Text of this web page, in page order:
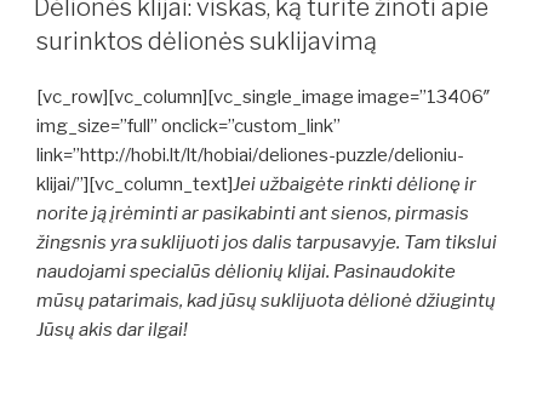
Dėlionės klijai: viskas, ką turite žinoti apie
surinktos dėlionės suklijavimą
[vc_row][vc_column][vc_single_image image=”13406″
img_size=”full” onclick=”custom_link”
link=”http://hobi.lt/lt/hobiai/deliones-puzzle/delioniu-
klijai/”][vc_column_text]Jei užbaigėte rinkti dėlionę ir
norite ją įrėminti ar pasikabinti ant sienos, pirmasis
žingsnis yra suklijuoti jos dalis tarpusavyje. Tam tikslui
naudojami specialūs dėlionių klijai. Pasinaudokite
mūsų patarimais, kad jūsų suklijuota dėlionė džiugintų
Jūsų akis dar ilgai!